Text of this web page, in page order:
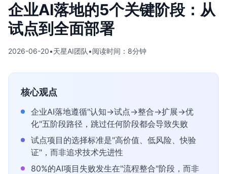
企业AI落地的5个关键阶段：从
试点到全面部署
2026-06-20•天星AI团队•阅读时间：8分钟
核心观点
企业AI落地遵循"认知→试点→整合→扩展→优
化"五阶段路径，跳过任何阶段都会导致失败
试点项目的选择标准是"高价值、低风险、快验
证"，而非追求技术先进性
80%的AI项目失败发生在"流程整合"阶段，而非